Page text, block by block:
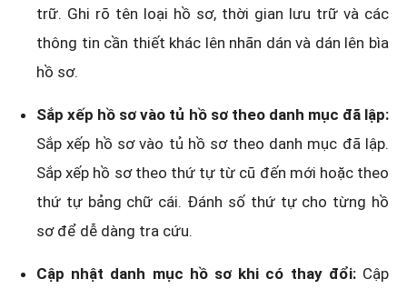
trữ. Ghi rõ tên loại hồ sơ, thời gian lưu trữ và các
thông tin cần thiết khác lên nhãn dán và dán lên bìa
hồ sơ.
Sắp xếp hồ sơ vào tủ hồ sơ theo danh mục đã lập:
Sắp xếp hồ sơ vào tủ hồ sơ theo danh mục đã lập.
Sắp xếp hồ sơ theo thứ tự từ cũ đến mới hoặc theo
thứ tự bảng chữ cái. Đánh số thứ tự cho từng hồ
sơ để dễ dàng tra cứu.
Cập nhật danh mục hồ sơ khi có thay đổi: Cập